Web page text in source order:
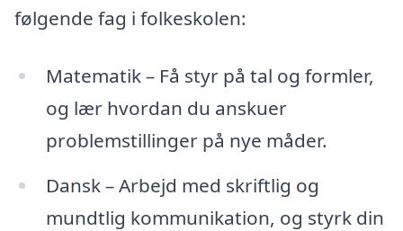
følgende fag i folkeskolen:
Matematik – Få styr på tal og formler,
og lær hvordan du anskuer
problemstillinger på nye måder.
Dansk – Arbejd med skriftlig og
mundtlig kommunikation, og styrk din